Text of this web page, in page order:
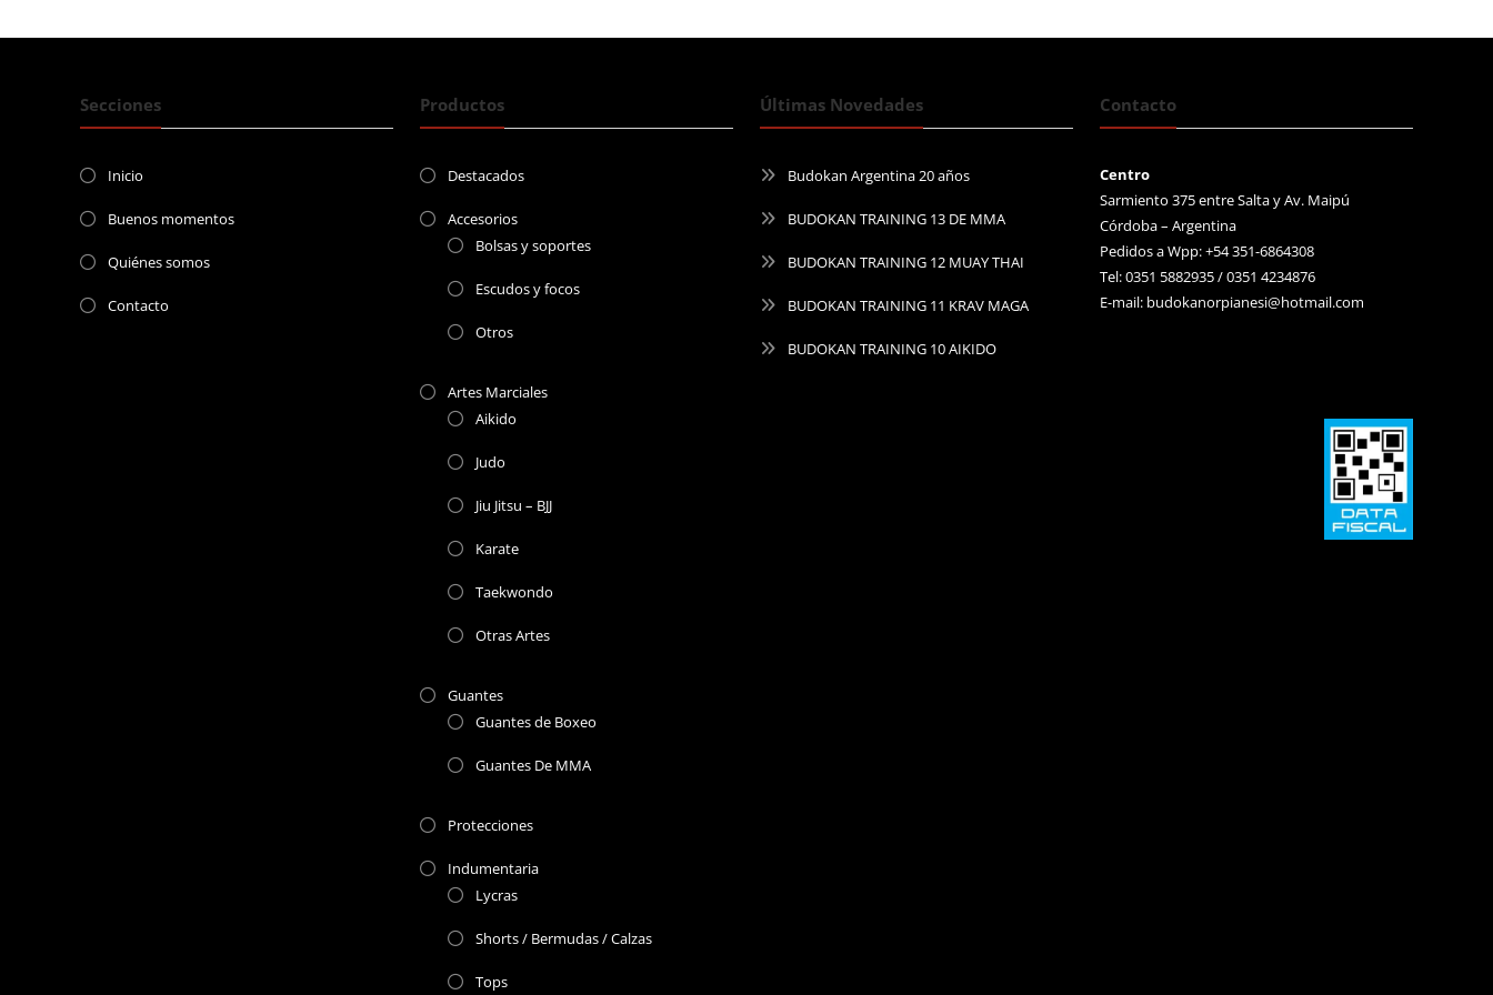
Secciones
Inicio
Buenos momentos
Quiénes somos
Contacto
Productos
Destacados
Accesorios
Bolsas y soportes
Escudos y focos
Otros
Artes Marciales
Aikido
Judo
Jiu Jitsu – BJJ
Karate
Taekwondo
Otras Artes
Guantes
Guantes de Boxeo
Guantes De MMA
Protecciones
Indumentaria
Lycras
Shorts / Bermudas / Calzas
Tops
Últimas Novedades
Budokan Argentina 20 años
BUDOKAN TRAINING 13 DE MMA
BUDOKAN TRAINING 12 MUAY THAI
BUDOKAN TRAINING 11 KRAV MAGA
BUDOKAN TRAINING 10 AIKIDO
Contacto
Centro
Sarmiento 375 entre Salta y Av. Maipú
Córdoba – Argentina
Pedidos a Wpp: +54 351-6864308
Tel: 0351 5882935 / 0351 4234876
E-mail: budokanorpianesi@hotmail.com